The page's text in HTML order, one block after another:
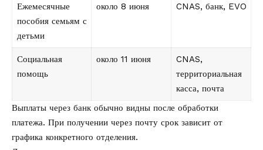
Ежемесячные
пособия семьям с
детьми
около 8 июня CNAS, банк, EVO
Социальная
помощь
около 11 июня
CNAS,
территориальная
касса, почта
Выплаты через банк обычно видны после обработки
платежа. При получении через почту срок зависит от
графика конкретного отделения.